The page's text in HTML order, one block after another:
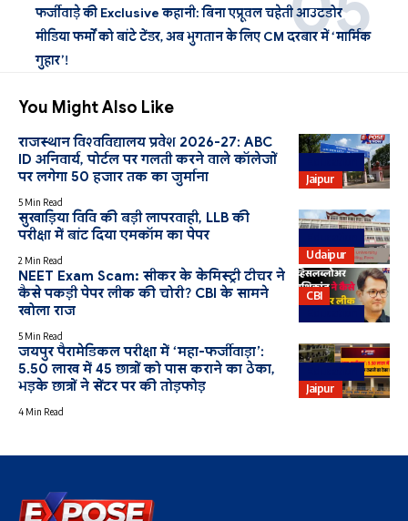
फर्जीवाड़े की Exclusive कहानी: बिना एप्रूवल चहेती आउटडोर
मीडिया फर्मों को बांटे टेंडर, अब भुगतान के लिए CM दरबार में ‘मार्मिक
गुहार’!
You Might Also Like
Jaipur
राजस्थान विश्वविद्यालय प्रवेश 2026-27: ABC
ID अनिवार्य, पोर्टल पर गलती करने वाले कॉलेजों
पर लगेगा 50 हजार तक का जुर्माना
5 Min Read
Udaipur
सुखाड़िया विवि की बड़ी लापरवाही, LLB की
परीक्षा में बांट दिया एमकॉम का पेपर
2 Min Read
CBI
NEET Exam Scam: सीकर के केमिस्ट्री टीचर ने
कैसे पकड़ी पेपर लीक की चोरी? CBI के सामने
खोला राज
5 Min Read
Jaipur
जयपुर पैरामेडिकल परीक्षा में ‘महा-फर्जीवाड़ा’:
5.50 लाख में 45 छात्रों को पास कराने का ठेका,
भड़के छात्रों ने सेंटर पर की तोड़फोड़
4 Min Read